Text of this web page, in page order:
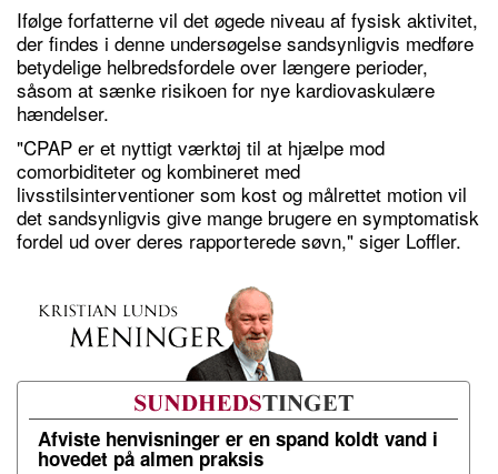
Ifølge forfatterne vil det øgede niveau af fysisk aktivitet,
der findes i denne undersøgelse sandsynligvis medføre
betydelige helbredsfordele over længere perioder,
såsom at sænke risikoen for nye ​​kardiovaskulære
hændelser.
"CPAP er et nyttigt værktøj til at hjælpe mod
comorbiditeter og kombineret med
livsstilsinterventioner som kost og målrettet motion vil
det sandsynligvis give mange brugere en symptomatisk
fordel ud over deres rapporterede søvn," siger Loffler.
Afviste henvisninger er en spand koldt vand i
hovedet på almen praksis